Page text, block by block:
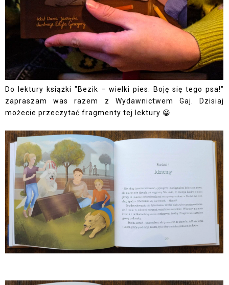
Do lektury książki "Bezik – wielki pies. Boję się tego psa!"
zapraszam was razem z Wydawnictwem Gaj. Dzisiaj
możecie przeczytać fragmenty tej lektury 😀